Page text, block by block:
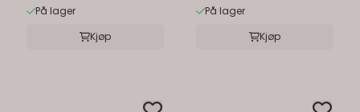
På lager
Kjøp
På lager
Kjøp